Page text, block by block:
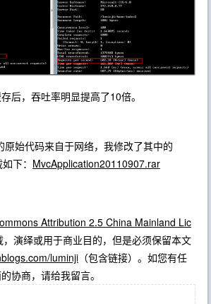
后，吞吐率明显提高了10倍。
始代码来自于网络，我修改了其中的
下： MvcApplication20110907.rar
Attribution 2.5 China Mainland Lic
，演绎或用于商业目的，但是必须保留本文
luminji （包含链接）。如您有任
协商，请给我留言。